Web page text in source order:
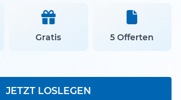
Gratis 5 Offerten
JETZT LOSLEGEN